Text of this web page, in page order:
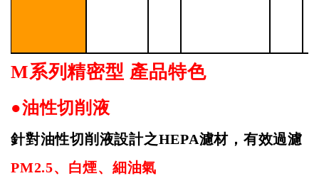
M系列精密型 產品特色
●油性切削液
針對油性切削液設計之HEPA濾材，有效過濾
PM2.5、白煙、細油氣